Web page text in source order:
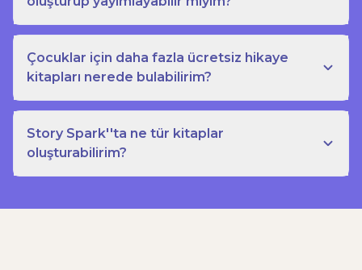
Çocuklar için daha fazla ücretsiz hikaye
kitapları nerede bulabilirim?
Story Spark''ta ne tür kitaplar
oluşturabilirim?